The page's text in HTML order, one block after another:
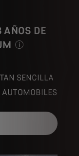
AÑOS DE
SENCILLA
AUTOMOBILES